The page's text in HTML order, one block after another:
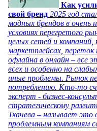
Как
свой бренд 2025 год
модных брендов в
условиях перегретого
целых сетей и компаний,
маркетплейсах, переток
офлайна в онлайн – все
всех и особенно на
иные проблемы. Рынок
потреблению. Кто-то
эксперт - бизнес-
стратегическому
Ткачева – называет это
проблемным компаниям